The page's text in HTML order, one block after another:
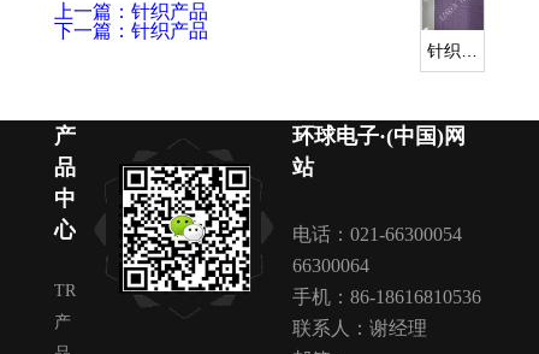
上一篇：针织产品
下一篇：针织产品
针织产
品
产
品
中
心
TR
产
环球电子·(中国)网
站
电话：021-66300054
66300064
手机：86-18616810536
联系人：谢经理